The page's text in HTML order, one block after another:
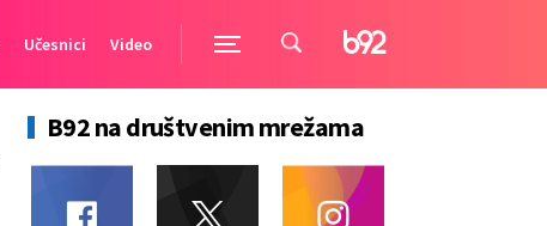
Učesnici Video
B92 na društvenim mrežama